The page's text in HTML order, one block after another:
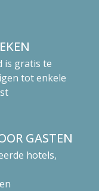
is gratis te
tot enkele
GASTEN
hotels,